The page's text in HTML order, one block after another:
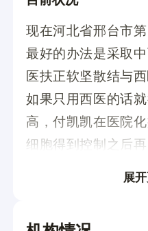
现在河北省邢台市
最好的办法是采取
医扶正软坚散结与西
如果只用西医的话
高，付凯凯在医院
细胞得到控制之后
展